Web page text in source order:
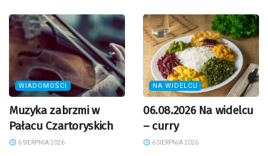
WIADOMOŚCI
Muzyka zabrzmi w
Pałacu Czartoryskich
6 SIERPNIA 2026
NA WIDELCU
06.08.2026 Na widelcu
– curry
6 SIERPNIA 2026